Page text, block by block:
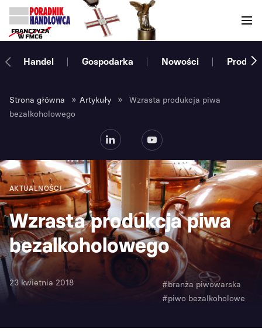
Handel Gospodarka Nowości
Strona główna » Artykuły »
Wzrasta produkcja piwa
bezalkoholowego
AKTUALNOŚCI
Wzrasta produkcja piwa
bezalkoholowego
23 kwietnia 2018
#branża piwowarska
#piwo bezalkoholowe